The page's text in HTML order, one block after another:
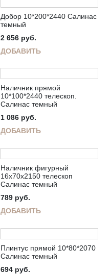
Добор 10*200*2440 Салинас
темный
2 656 руб.
ДОБАВИТЬ
Наличник прямой
10*100*2440 телескоп.
Салинас темный
1 086 руб.
ДОБАВИТЬ
Наличник фигурный
16х70х2150 телескоп
Салинас темный
789 руб.
ДОБАВИТЬ
Плинтус прямой 10*80*2070
Салинас темный
694 руб.